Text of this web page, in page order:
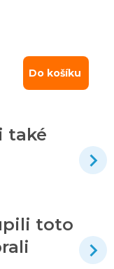
Do košíku
také
toto